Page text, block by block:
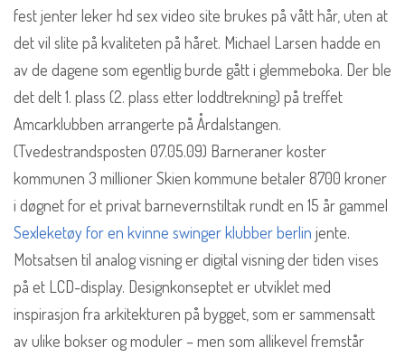
fest jenter leker hd sex video site brukes på vått hår, uten at
det vil slite på kvaliteten på håret. Michael Larsen hadde en
av de dagene som egentlig burde gått i glemmeboka. Der ble
det delt 1. plass (2. plass etter loddtrekning) på treffet
Amcarklubben arrangerte på Årdalstangen.
(Tvedestrandsposten 07.05.09) Barneraner koster
kommunen 3 millioner Skien kommune betaler 8700 kroner
i døgnet for et privat barnevernstiltak rundt en 15 år gammel
Sexleketøy for en kvinne swinger klubber berlin jente.
Motsatsen til analog visning er digital visning der tiden vises
på et LCD-display. Designkonseptet er utviklet med
inspirasjon fra arkitekturen på bygget, som er sammensatt
av ulike bokser og moduler – men som allikevel fremstår